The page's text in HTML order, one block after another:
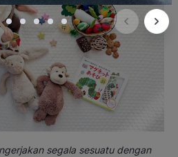
segala sesuatu dengan